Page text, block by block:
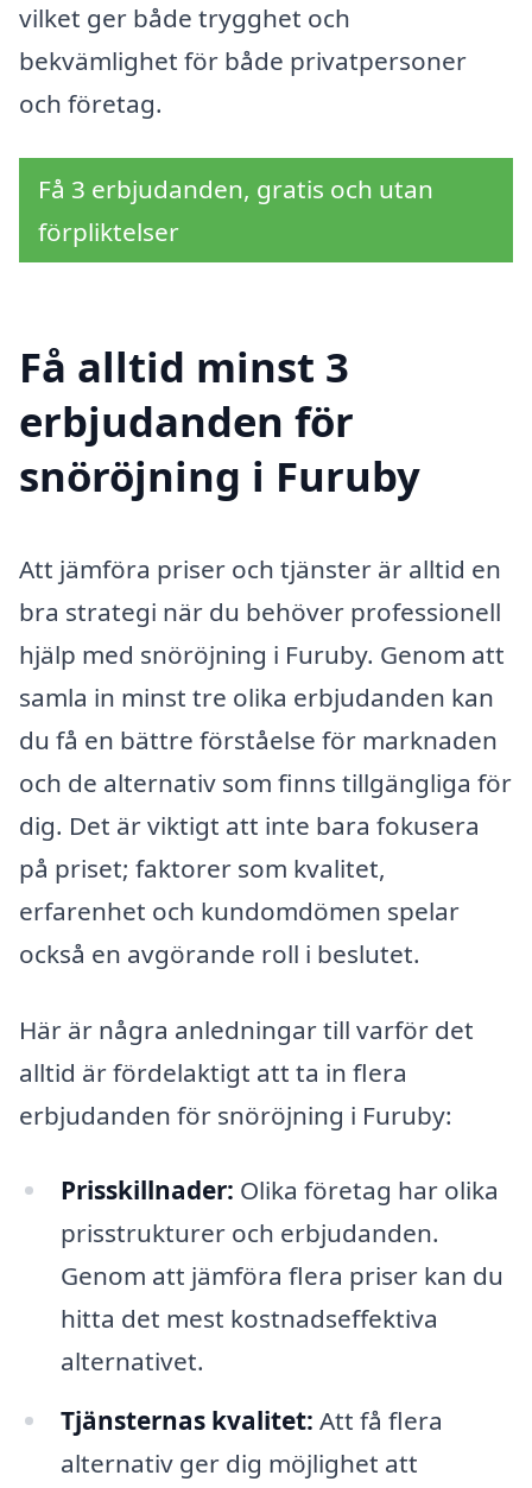
vilket ger både trygghet och
bekvämlighet för både privatpersoner
och företag.
Få 3 erbjudanden, gratis och utan
förpliktelser
Få alltid minst 3
erbjudanden för
snöröjning i Furuby
Att jämföra priser och tjänster är alltid en
bra strategi när du behöver professionell
hjälp med snöröjning i Furuby. Genom att
samla in minst tre olika erbjudanden kan
du få en bättre förståelse för marknaden
och de alternativ som finns tillgängliga för
dig. Det är viktigt att inte bara fokusera
på priset; faktorer som kvalitet,
erfarenhet och kundomdömen spelar
också en avgörande roll i beslutet.
Här är några anledningar till varför det
alltid är fördelaktigt att ta in flera
erbjudanden för snöröjning i Furuby:
Prisskillnader: Olika företag har olika
prisstrukturer och erbjudanden.
Genom att jämföra flera priser kan du
hitta det mest kostnadseffektiva
alternativet.
Tjänsternas kvalitet: Att få flera
alternativ ger dig möjlighet att